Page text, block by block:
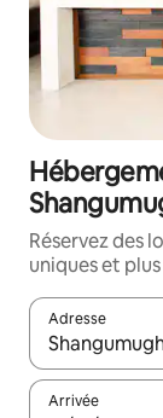
Réservez des
uniques et
Adresse
Lorsque les
Arrivée